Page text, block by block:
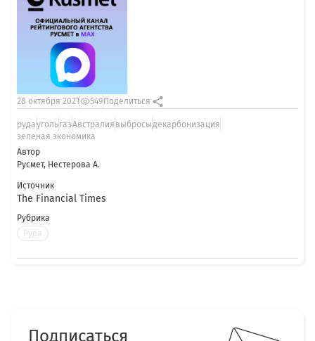
Автор
Русмет, Нестерова А.
Источник
The Financial Times
Рубрика
Руда
28 октября 2021 549 Поделиться
рудаугольгазАвстралия выбросыдекарбонизация
зеленая экономика
Подписаться